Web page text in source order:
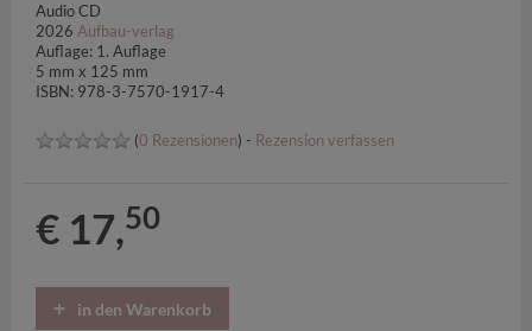
Audio CD
2026 Aufbau-verlag
Auflage: 1. Auflage
5 mm x 125 mm
ISBN: 978-3-7570-1917-4
(0 Rezensionen) - Rezension verfassen
€ 17,50
in den Warenkorb